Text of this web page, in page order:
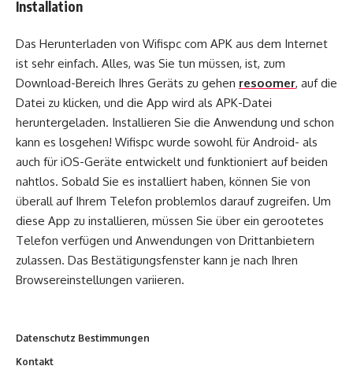
Installation
Das Herunterladen von Wifispc com APK aus dem Internet
ist sehr einfach. Alles, was Sie tun müssen, ist, zum
Download-Bereich Ihres Geräts zu gehen resoomer, auf die
Datei zu klicken, und die App wird als APK-Datei
heruntergeladen. Installieren Sie die Anwendung und schon
kann es losgehen! Wifispc wurde sowohl für Android- als
auch für iOS-Geräte entwickelt und funktioniert auf beiden
nahtlos. Sobald Sie es installiert haben, können Sie von
überall auf Ihrem Telefon problemlos darauf zugreifen. Um
diese App zu installieren, müssen Sie über ein gerootetes
Telefon verfügen und Anwendungen von Drittanbietern
zulassen. Das Bestätigungsfenster kann je nach Ihren
Browsereinstellungen variieren.
Datenschutz Bestimmungen
Kontakt